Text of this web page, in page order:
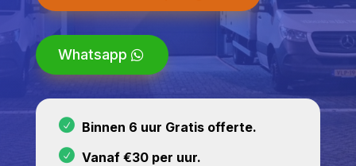
Whatsapp
Binnen 6 uur Gratis offerte.
Vanaf €30 per uur.